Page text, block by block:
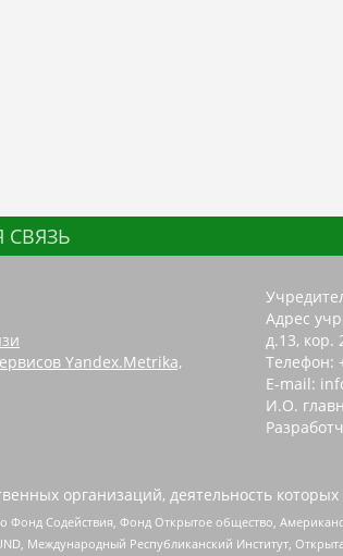
СВЯЗЬ
Yandex.Metrika,
Адрес
д.13, кор.
Телефон:
E-mail:
И.О.
организаций, деятельность
Содействия, Фонд Открытое общество,
Международный Республиканский Институт,